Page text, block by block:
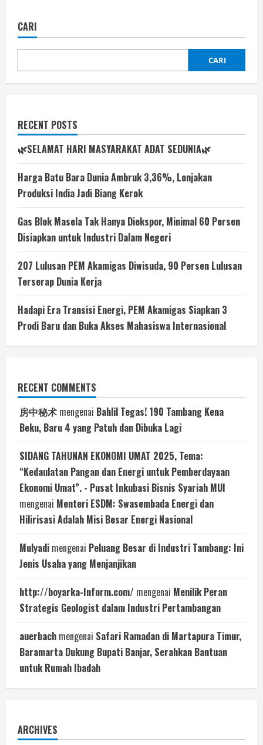
CARI
CARI
RECENT POSTS
🌿SELAMAT HARI MASYARAKAT ADAT SEDUNIA🌿
Harga Batu Bara Dunia Ambruk 3,36%, Lonjakan
Produksi India Jadi Biang Kerok
Gas Blok Masela Tak Hanya Diekspor, Minimal 60 Persen
Disiapkan untuk Industri Dalam Negeri
207 Lulusan PEM Akamigas Diwisuda, 90 Persen Lulusan
Terserap Dunia Kerja
Hadapi Era Transisi Energi, PEM Akamigas Siapkan 3
Prodi Baru dan Buka Akses Mahasiswa Internasional
RECENT COMMENTS
房中秘术 mengenai Bahlil Tegas! 190 Tambang Kena
Beku, Baru 4 yang Patuh dan Dibuka Lagi
SIDANG TAHUNAN EKONOMI UMAT 2025, Tema:
“Kedaulatan Pangan dan Energi untuk Pemberdayaan
Ekonomi Umat”. - Pusat Inkubasi Bisnis Syariah MUI
mengenai Menteri ESDM: Swasembada Energi dan
Hilirisasi Adalah Misi Besar Energi Nasional
Mulyadi mengenai Peluang Besar di Industri Tambang: Ini
Jenis Usaha yang Menjanjikan
http://boyarka-Inform.com/ mengenai Menilik Peran
Strategis Geologist dalam Industri Pertambangan
auerbach mengenai Safari Ramadan di Martapura Timur,
Baramarta Dukung Bupati Banjar, Serahkan Bantuan
untuk Rumah Ibadah
ARCHIVES